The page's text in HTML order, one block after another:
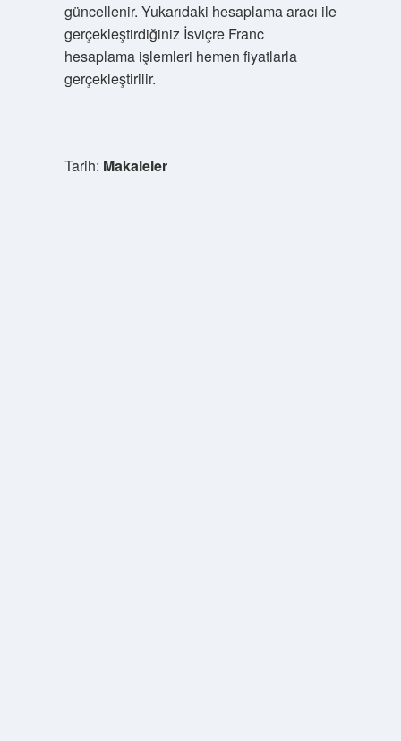
güncellenir. Yukarıdaki hesaplama aracı ile
gerçekleştirdiğiniz İsviçre Franc
hesaplama işlemleri hemen fiyatlarla
gerçekleştirilir.
Tarih: Makaleler